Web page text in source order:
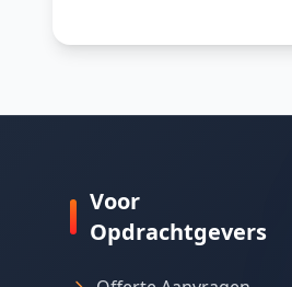
Voor
Opdrachtgevers